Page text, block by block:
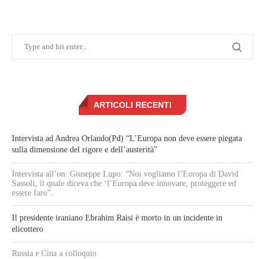
ARTICOLI RECENTI
Intervista ad Andrea Orlando(Pd) “L’Europa non deve essere piegata
sulla dimensione del rigore e dell’austerità”
Intervista all’on. Giuseppe Lupo: “Noi vogliamo l’Europa di David
Sassoli, il quale diceva che ‘l’Europa deve innovare, proteggere ed
essere faro”.
Il presidente iraniano Ebrahim Raisi è morto in un incidente in
elicottero
Russia e Cina a colloquio